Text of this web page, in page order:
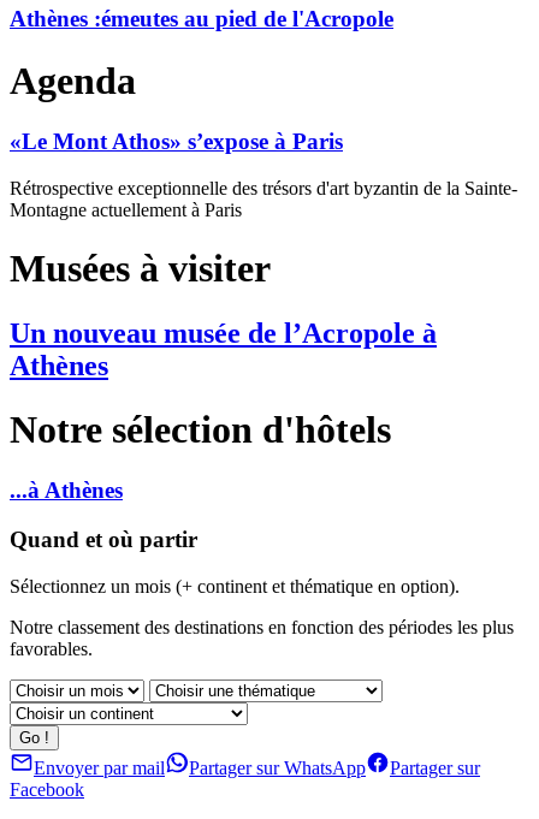
Athènes :émeutes au pied de l'Acropole
Agenda
«Le Mont Athos» s’expose à Paris
Rétrospective exceptionnelle des trésors d'art byzantin de la Sainte-
Montagne actuellement à Paris
Musées à visiter
Un nouveau musée de l’Acropole à
Athènes
Notre sélection d'hôtels
...à Athènes
Quand et où partir
Sélectionnez un mois (+ continent et thématique en option).
Notre classement des destinations en fonction des périodes les plus
favorables.
Envoyer par mail Partager sur WhatsApp
Partager sur
Facebook